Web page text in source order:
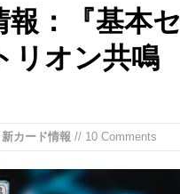
報：『基本
リオン共鳴
新カード情報 // 10 Comments